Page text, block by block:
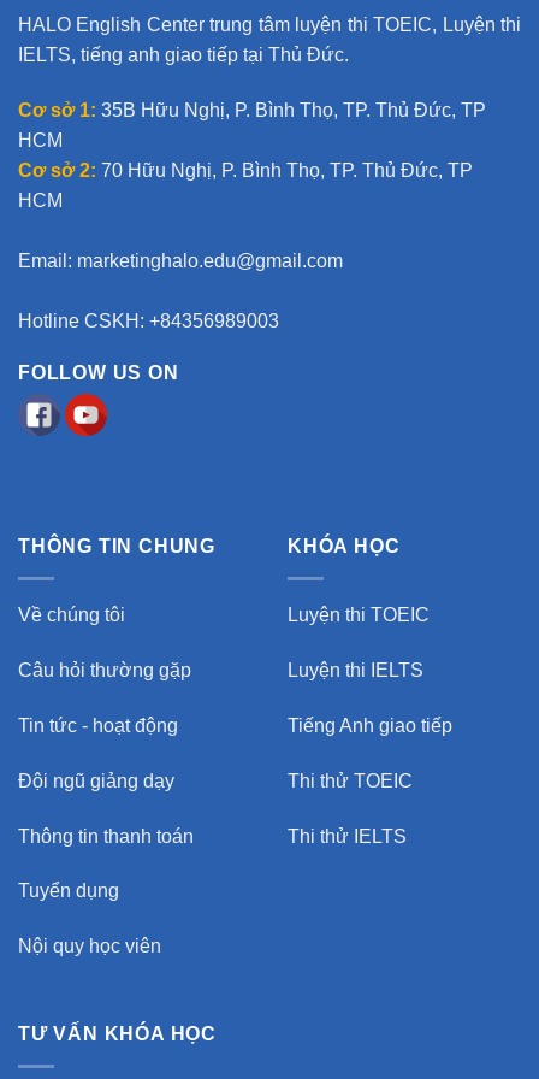
i
v
:
HALO English Center trung tâm luyện thi TOEIC, Luyện thi
IELTS, tiếng anh giao tiếp tại Thủ Đức.
Cơ sở 1: 35B Hữu Nghị, P. Bình Thọ, TP. Thủ Đức, TP
HCM
Cơ sở 2: 70 Hữu Nghị, P. Bình Thọ, TP. Thủ Đức, TP
HCM
Email: marketinghalo.edu@gmail.com
Hotline CSKH: +84356989003
FOLLOW US ON
THÔNG TIN CHUNG
Về chúng tôi
Câu hỏi thường gặp
Tin tức - hoạt động
Đội ngũ giảng dạy
Thông tin thanh toán
Tuyển dụng
Nội quy học viên
KHÓA HỌC
Luyện thi TOEIC
Luyện thi IELTS
Tiếng Anh giao tiếp
Thi thử TOEIC
Thi thử IELTS
TƯ VẤN KHÓA HỌC